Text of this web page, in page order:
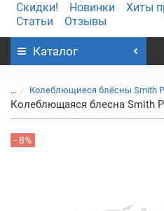
Скидки! Новинки Хиты
Статьи
Отзывы
Каталог
... Колеблющиеся блёсны Smith
Колеблющаяся блесна Smith
- 8%